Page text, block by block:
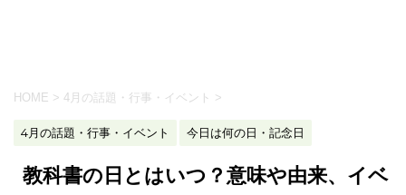
HOME > 4月の話題・行事・イベント >
4月の話題・行事・イベント 今日は何の日・記念日
教科書の日とはいつ？意味や由来、イベ